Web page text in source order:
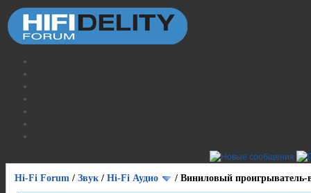
Hi-Fi Forum / Звук / Hi-Fi Аудио / Виниловый проигрыватель-